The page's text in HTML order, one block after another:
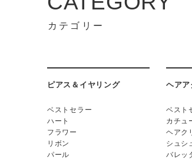
カテゴリー
ピアス＆イヤリング
ベストセラー
ハート
フラワー
リボン
パール
ヘアア
ベスト
カチュ
ヘアク
シュシ
バレッ